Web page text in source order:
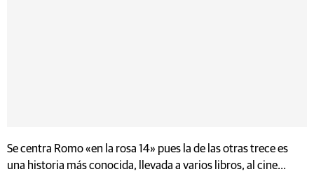
Se centra Romo «en la rosa 14» pues la de las otras trece es
una historia más conocida, llevada a varios libros, al cine...